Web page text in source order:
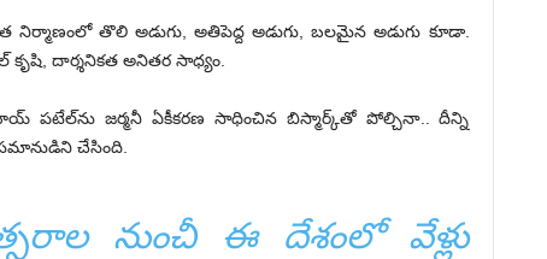
నిర్మాణంలో తొలి అడుగు, అతిపెద్ద అడుగు, బలమైన అడుగు కూడా.
దార్శనికత అనితర సాధ్యం.
పటేల్‌ను జర్మనీ ఏకీకరణ సాధించిన బిస్మార్క్‌తో పోల్చినా.. దీన్ని
చేసింది.
నుంచీ ఈ దేశంలో వేళ్లు